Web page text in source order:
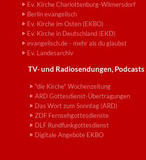
Ev. Kirche Charlottenburg-Wilmersdorf
Berlin evangelisch
Ev. Kirche im Osten (EKBO)
Ev. Kirche in Deutschland (EKD)
evangelisch.de - mehr als du glaubst
Ev. Landesarchiv
TV- und Radiosendungen, Podcasts
"die Kirche" Wochenzeitung
ARD Gottesdienst-Übertragungen
Das Wort zum Sonntag (ARD)
ZDF Fernsehgottesdienste
DLF Rundfunkgottesdienst
Digitale Angebote EKBO